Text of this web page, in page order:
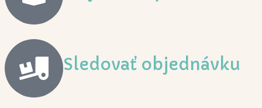
Sledovať objednávku